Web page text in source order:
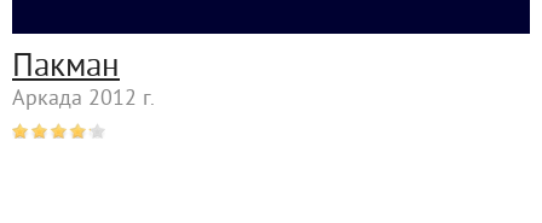
Пакман
Аркада 2012 г.